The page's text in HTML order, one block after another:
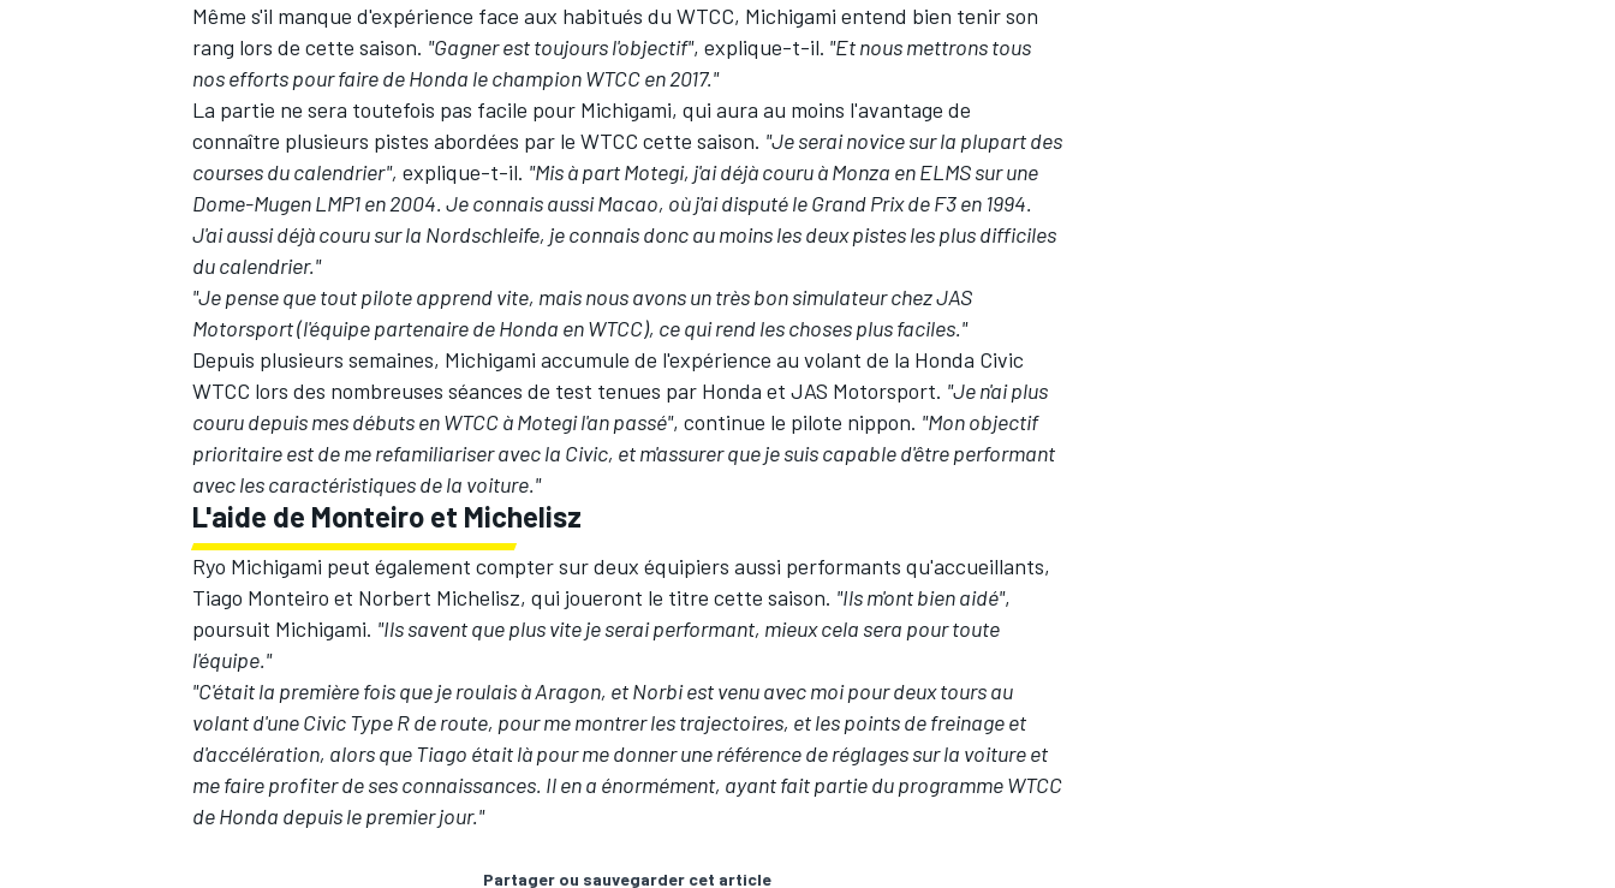
AUTRES CHAMPIONNATS
Même s'il manque d'expérience face aux habitués du WTCC, Michigami entend bien tenir son
rang lors de cette saison. "Gagner est toujours l'objectif", explique-t-il. "Et nous mettrons tous
nos efforts pour faire de Honda le champion WTCC en 2017."
La partie ne sera toutefois pas facile pour Michigami, qui aura au moins l'avantage de
connaître plusieurs pistes abordées par le WTCC cette saison. "Je serai novice sur la plupart des
courses du calendrier", explique-t-il. "Mis à part Motegi, j'ai déjà couru à Monza en ELMS sur une
Dome-Mugen LMP1 en 2004. Je connais aussi Macao, où j'ai disputé le Grand Prix de F3 en 1994.
J'ai aussi déjà couru sur la Nordschleife, je connais donc au moins les deux pistes les plus difficiles
du calendrier."
"Je pense que tout pilote apprend vite, mais nous avons un très bon simulateur chez JAS
Motorsport (l'équipe partenaire de Honda en WTCC), ce qui rend les choses plus faciles."
Depuis plusieurs semaines, Michigami accumule de l'expérience au volant de la Honda Civic
WTCC lors des nombreuses séances de test tenues par Honda et JAS Motorsport. "Je n'ai plus
couru depuis mes débuts en WTCC à Motegi l'an passé", continue le pilote nippon. "Mon objectif
prioritaire est de me refamiliariser avec la Civic, et m'assurer que je suis capable d'être performant
avec les caractéristiques de la voiture."
L'aide de Monteiro et Michelisz
Ryo Michigami peut également compter sur deux équipiers aussi performants qu'accueillants,
Tiago Monteiro et Norbert Michelisz, qui joueront le titre cette saison. "Ils m'ont bien aidé",
poursuit Michigami. "Ils savent que plus vite je serai performant, mieux cela sera pour toute
l'équipe."
"C'était la première fois que je roulais à Aragon, et Norbi est venu avec moi pour deux tours au
volant d'une Civic Type R de route, pour me montrer les trajectoires, et les points de freinage et
d'accélération, alors que Tiago était là pour me donner une référence de réglages sur la voiture et
me faire profiter de ses connaissances. Il en a énormément, ayant fait partie du programme WTCC
de Honda depuis le premier jour."
Partager ou sauvegarder cet article